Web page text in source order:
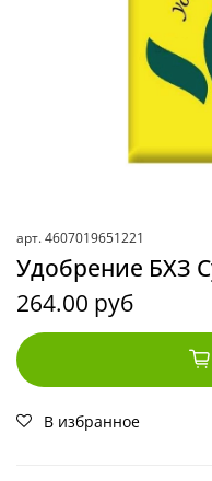
арт. 4607019651221
Удобрение БХЗ
264.00 руб
В избранное